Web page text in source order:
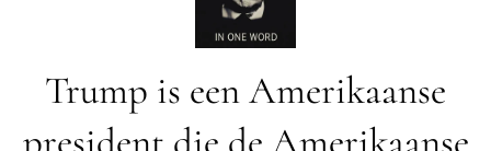
Trump is een Amerikaanse